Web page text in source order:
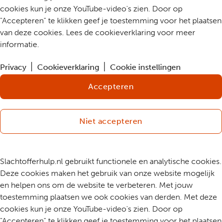
cookies kun je onze YouTube-video's zien. Door op
"Accepteren" te klikken geef je toestemming voor het plaatsen
van deze cookies. Lees de cookieverklaring voor meer
informatie.
Privacy Cookieverklaring Cookie instellingen
Accepteren
Niet accepteren
Slachtofferhulp.nl gebruikt functionele en analytische cookies.
Deze cookies maken het gebruik van onze website mogelijk
en helpen ons om de website te verbeteren. Met jouw
toestemming plaatsen we ook cookies van derden. Met deze
cookies kun je onze YouTube-video's zien. Door op